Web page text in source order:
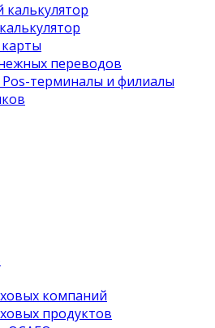
переводов
терминалы и филиалы
компаний
продуктов